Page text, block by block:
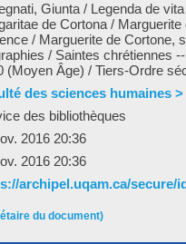
Giunta / Legenda de
de Cortona /
/ Marguerite de Cortone,
/ Saintes chrétiennes
(Moyen Âge) / Tiers-Ordre
des sciences humaines
des bibliothèques
2016 20:36
2016 20:36
archipel.uqam.ca/secure/
du document)